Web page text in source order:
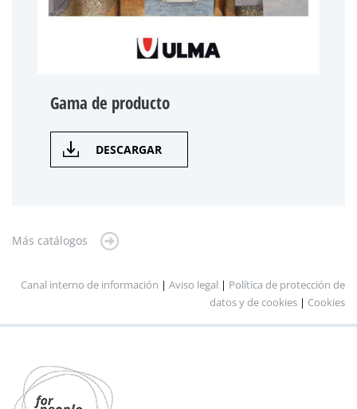
Gama de producto
DESCARGAR
Más catálogos
Canal interno de información | Aviso legal | Política de protección de
datos y de cookies | Cookies